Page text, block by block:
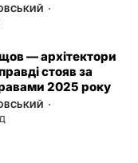
— архітектори
стояв за
2025 року